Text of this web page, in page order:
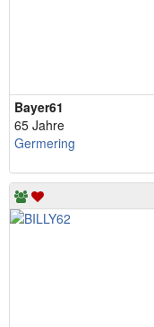
Bayer61
65 Jahre
Germering